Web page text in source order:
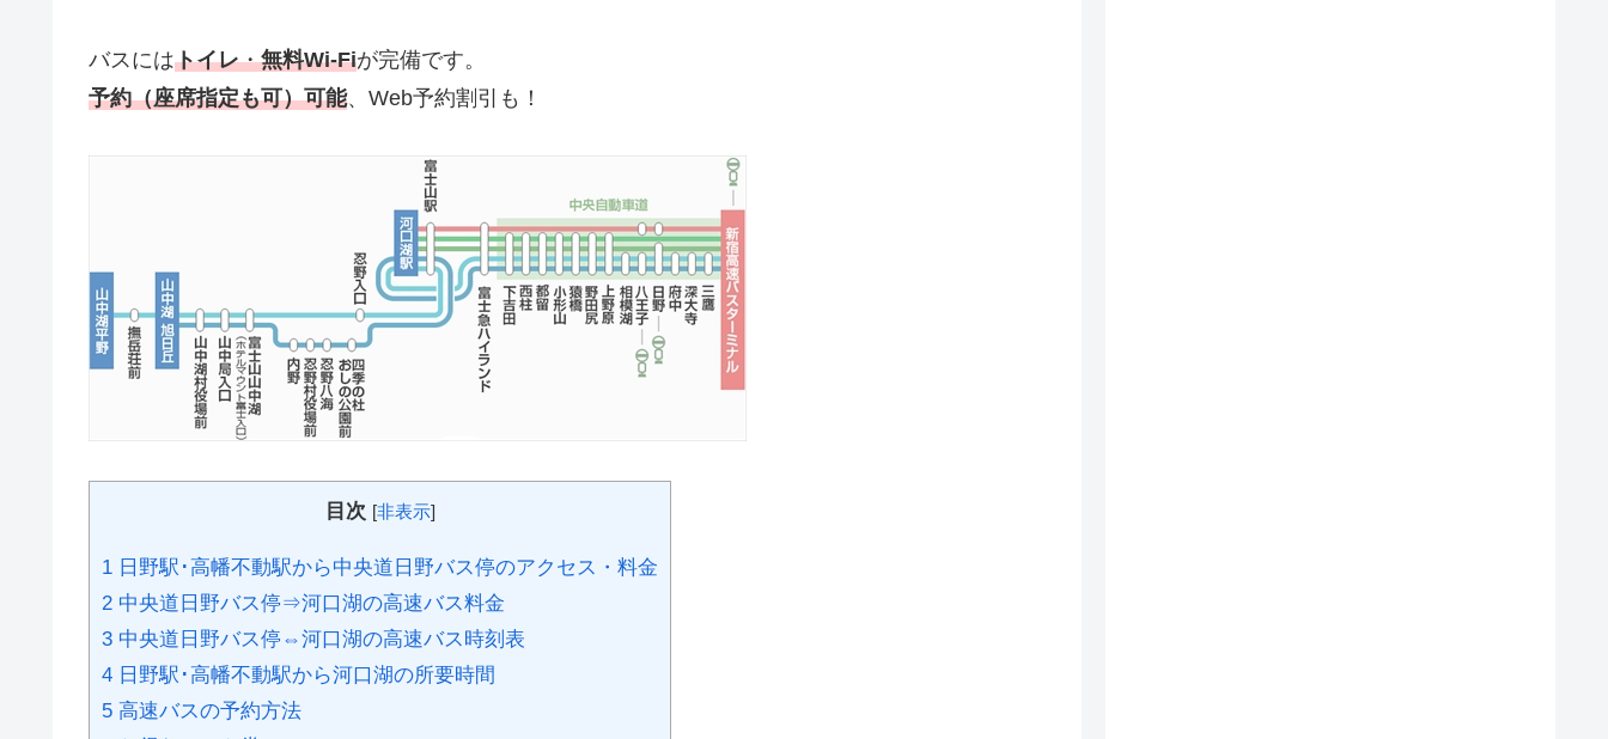
バスにはトイレ・無料Wi-Fiが完備です。
予約（座席指定も可）可能、Web予約割引も！
目次 [非表示]
1 日野駅･高幡不動駅から中央道日野バス停のアクセス・料金
2 中央道日野バス停⇒河口湖の高速バス料金
3 中央道日野バス停⇔河口湖の高速バス時刻表
4 日野駅･高幡不動駅から河口湖の所要時間
5 高速バスの予約方法